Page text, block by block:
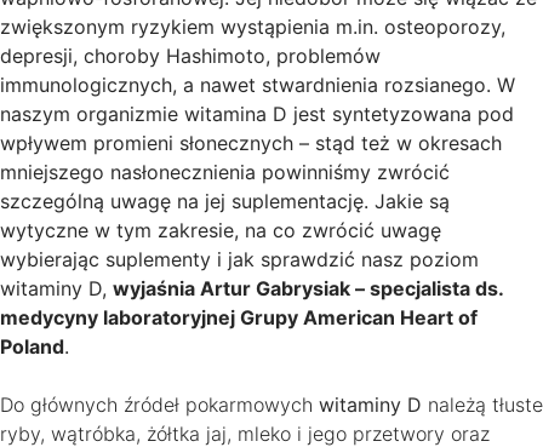
zwiększonym ryzykiem wystąpienia m.in. osteoporozy,
depresji, choroby Hashimoto, problemów
immunologicznych, a nawet stwardnienia rozsianego. W
naszym organizmie witamina D jest syntetyzowana pod
wpływem promieni słonecznych – stąd też w okresach
mniejszego nasłonecznienia powinniśmy zwrócić
szczególną uwagę na jej suplementację. Jakie są
wytyczne w tym zakresie, na co zwrócić uwagę
wybierając suplementy i jak sprawdzić nasz poziom
witaminy D, wyjaśnia Artur Gabrysiak – specjalista ds.
medycyny laboratoryjnej Grupy American Heart of
Poland.
Do głównych źródeł pokarmowych witaminy D należą tłuste
ryby, wątróbka, żółtka jaj, mleko i jego przetwory oraz